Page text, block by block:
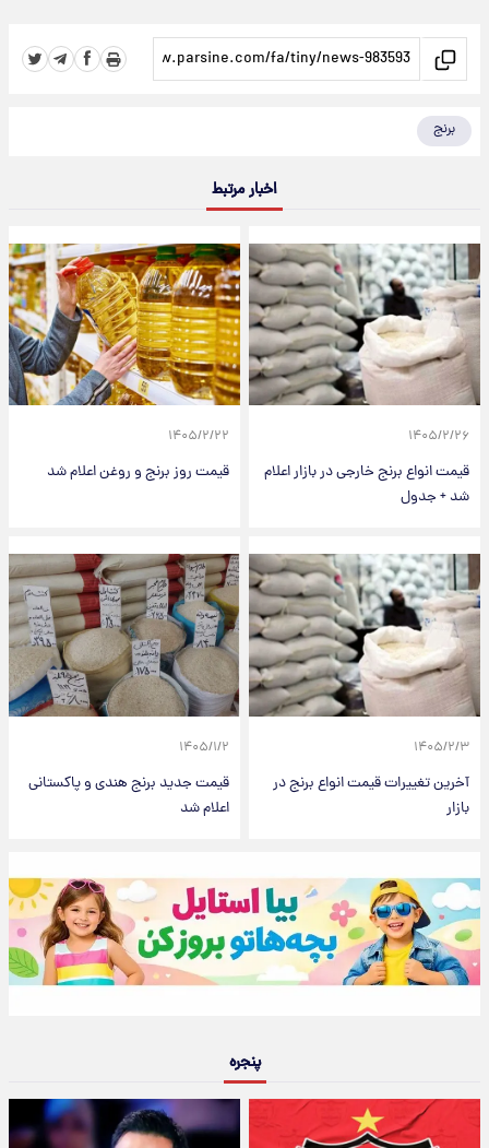
برنج
اخبار مرتبط
۱۴۰۵/۲/۲۶
قیمت انواع برنج خارجی در بازار اعلام
شد + جدول
۱۴۰۵/۲/۲۲
قیمت روز برنج و روغن اعلام شد
۱۴۰۵/۲/۳
آخرین تغییرات قیمت انواع برنج در
بازار
۱۴۰۵/۱/۲
قیمت جدید برنج هندی و پاکستانی
اعلام شد
پنجره